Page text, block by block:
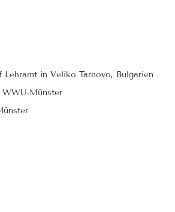
in Veliko Tarnovo, Bulgarien
WWU-Münster